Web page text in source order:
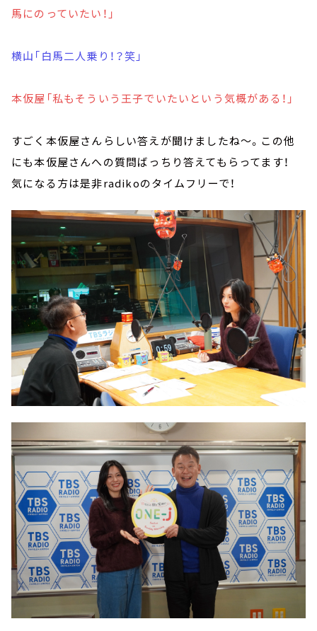
馬にのっていたい！」
横山「白馬二人乗り！？笑」
本仮屋「私もそういう王子でいたいという気概がある！」
すごく本仮屋さんらしい答えが聞けましたね～。この他
にも本仮屋さんへの質問ばっちり答えてもらってます！
気になる方は是非radikoのタイムフリーで！